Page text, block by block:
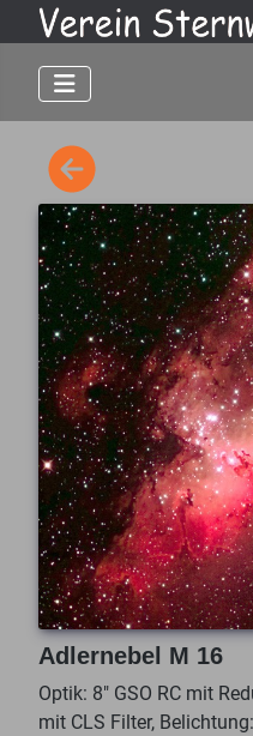
Adlernebel M 16
Optik: 8" GSO RC mit
mit CLS Filter,